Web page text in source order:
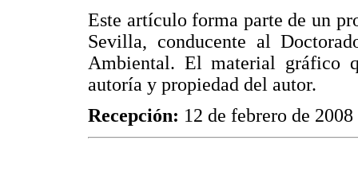
Este artículo forma parte de un
Sevilla, conducente al
Ambiental. El material gráfico
autoría y propiedad del autor.
Recepción: 12 de febrero de 2008